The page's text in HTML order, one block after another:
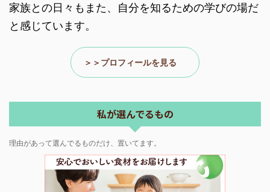
家族との日々もまた、自分を知るための学びの場だ
と感じています。
＞＞プロフィールを見る
私が選んでるもの
理由があって選んでるものだけ、置いてます。